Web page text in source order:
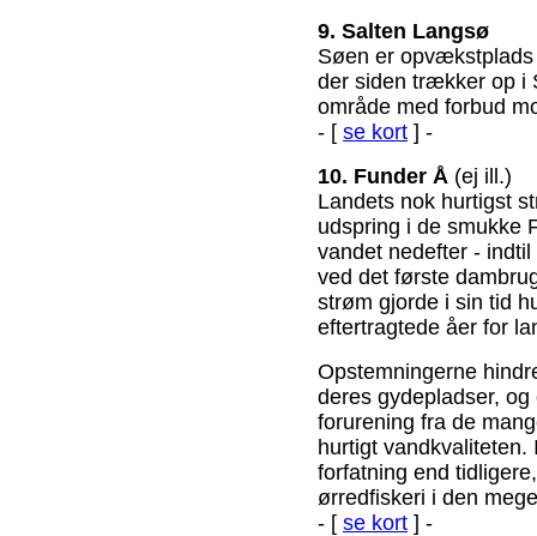
9. Salten Langsø
Søen er
der siden trækker op i
område med forbud
- [ se kort ] -
10. Funder Å (ej ill.)
Landets nok hurtigst
udspring i de smukke
vandet nedefter -
ved det første
strøm gjorde i sin tid
eftertragtede åer for
Opstemningerne
deres gydepladser,
forurening fra de
hurtigt
forfatning end
ørredfiskeri i den
- [ se kort ] -